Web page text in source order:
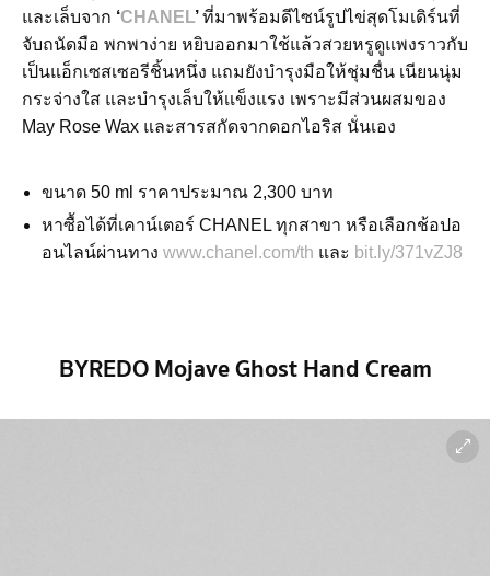
และเล็บจาก ‘CHANEL’ที่มาพร้อมดีไซน์รูปไข่สุดโมเดิร์นที่
จับถนัดมือ พกพาง่าย หยิบออกมาใช้แล้วสวยหรูดูแพงราวกับ
เป็นแอ็กเซสเซอรีชิ้นหนึ่ง แถมยังบำรุงมือให้ชุ่มชื่น เนียนนุ่ม
กระจ่างใส และบำรุงเล็บให้เเข็งแรง เพราะมีส่วนผสมของ
May Rose Wax และสารสกัดจากดอกไอริส นั่นเอง
ขนาด 50 ml ราคาประมาณ 2,300 บาท
หาซื้อได้ที่เคาน์เตอร์ CHANEL ทุกสาขา หรือเลือกช้อปอ
อนไลน์ผ่านทาง www.chanel.com/th และ bit.ly/371vZJ8
BYREDO Mojave Ghost Hand Cream